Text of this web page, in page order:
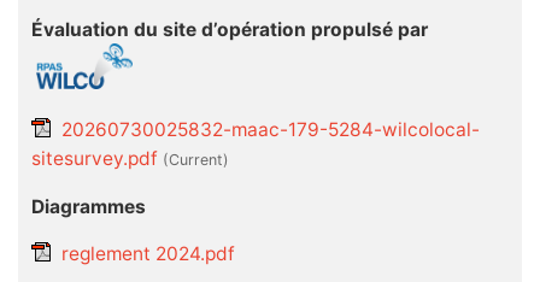
Évaluation du site d’opération propulsé par
20260730025832-maac-179-5284-wilcolocal-
sitesurvey.pdf (current)
Diagrammes
reglement 2024.pdf